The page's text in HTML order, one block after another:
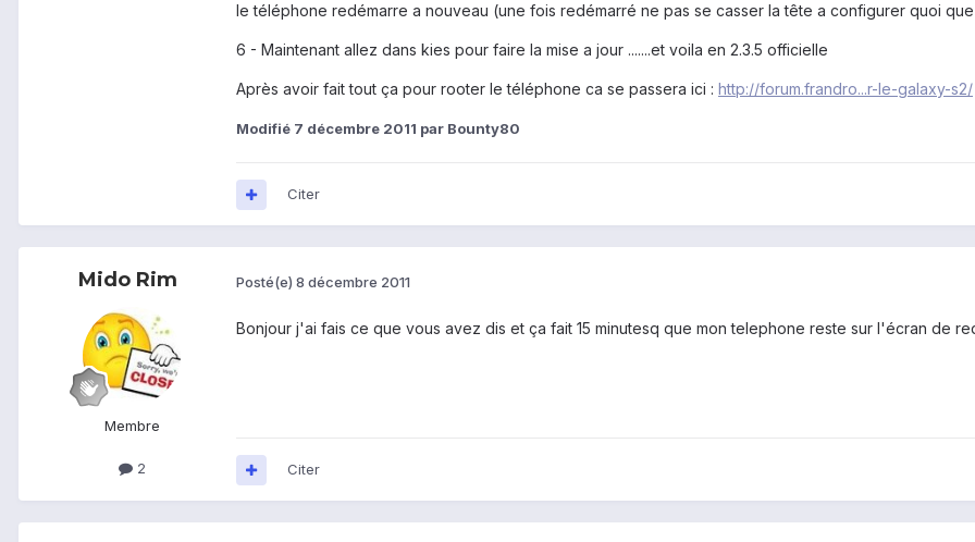
le téléphone redémarre a nouveau (une fois redémarré ne pas se casser la tête a configurer quoi
6 - Maintenant allez dans kies pour faire la mise a jour .......et voila en 2.3.5 officielle
Après avoir fait tout ça pour rooter le téléphone ca se passera ici : http://forum.frandro...r-le-galaxy-s2/
Modifié 7 décembre 2011 par Bounty80
Citer
Mido Rim
Membre
2
Posté(e) 8 décembre 2011
Bonjour j'ai fais ce que vous avez dis et ça fait 15 minutesq que mon telephone reste sur l'écran de
Citer